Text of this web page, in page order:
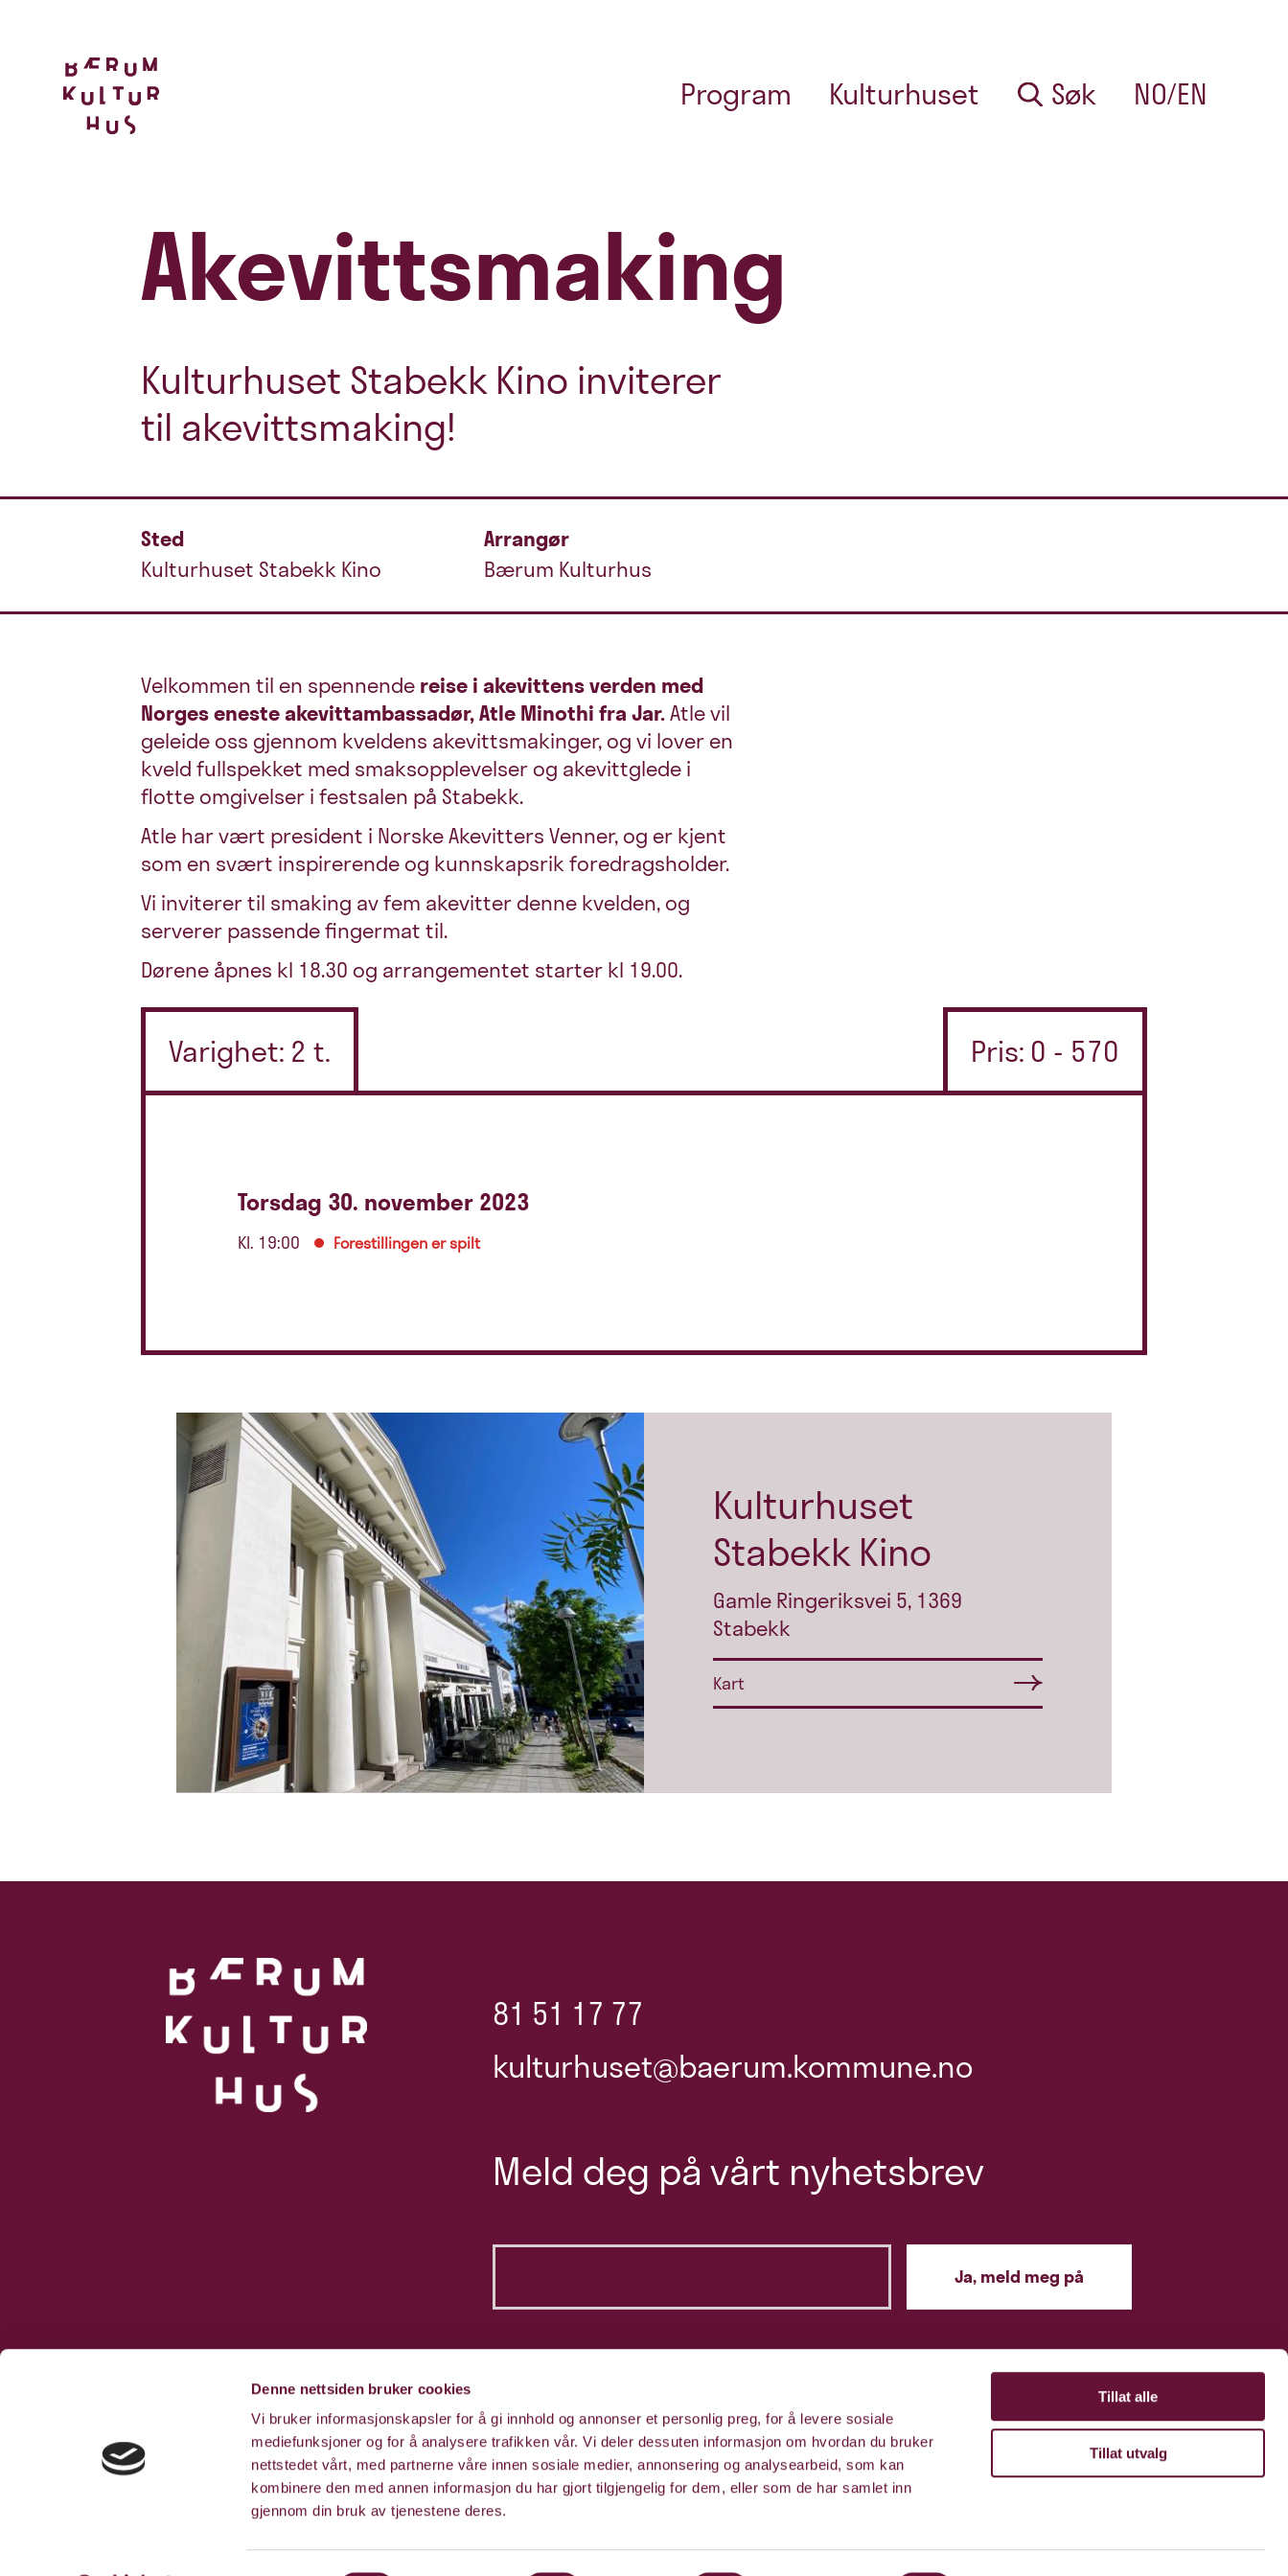
Denne nettsiden bruker cookies
Vi bruker informasjonskapsler for å gi innhold og annonser et personlig preg, for å levere sosiale
mediefunksjoner og for å analysere trafikken vår. Vi deler dessuten informasjon om hvordan du bruker
nettstedet vårt, med partnerne våre innen sosiale medier, annonsering og analysearbeid, som kan
kombinere den med annen informasjon du har gjort tilgjengelig for dem, eller som de har samlet inn
gjennom din bruk av tjenestene deres.
Tillat alle
Tillat utvalg
Program Kulturhuset Søk NO/EN
Akevittsmaking
Kulturhuset Stabekk Kino inviterer
til akevittsmaking!
Sted
Kulturhuset Stabekk Kino
Arrangør
Bærum Kulturhus
Velkommen til en spennende reise i akevittens verden med
Norges eneste akevittambassadør, Atle Minothi fra Jar.Atle vil
geleide oss gjennom kveldens akevittsmakinger, og vi lover en
kveld fullspekket med smaksopplevelser og akevittglede i
flotte omgivelser i festsalen på Stabekk.
Atle har vært president i Norske Akevitters Venner, og er kjent
som en svært inspirerende og kunnskapsrik foredragsholder.
Vi inviterer til smaking av fem akevitter denne kvelden, og
serverer passende fingermat til.
Dørene åpnes kl 18.30 og arrangementet starter kl 19.00.
Pris: 0 - 570
Varighet: 2 t.
Torsdag 30. november 2023
Kl. 19:00 Forestillingen er spilt
Kulturhuset
Stabekk Kino
Gamle Ringeriksvei 5, 1369
Stabekk
Kart
81 51 17 77
kulturhuset@baerum.kommune.no
Meld deg på vårt nyhetsbrev